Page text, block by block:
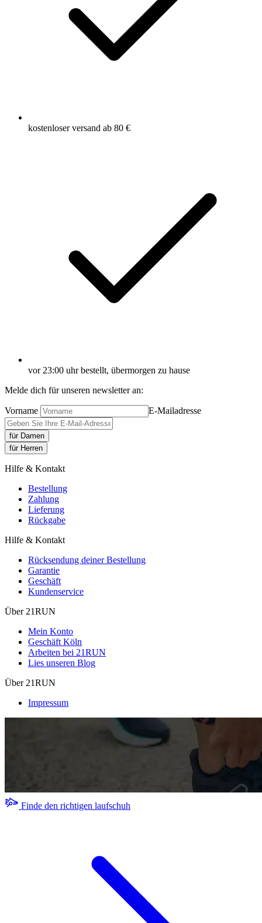
kostenloser versand ab 80 €
vor 23:00 uhr bestellt, übermorgen zu hause
Melde dich für unseren newsletter an:
Vorname E-Mailadresse
für Damen
für Herren
Hilfe & Kontakt
Bestellung
Zahlung
Lieferung
Rückgabe
Hilfe & Kontakt
Rücksendung deiner Bestellung
Garantie
Geschäft
Kundenservice
Über 21RUN
Mein Konto
Geschäft Köln
Arbeiten bei 21RUN
Lies unseren Blog
Über 21RUN
Impressum
Finde den richtigen laufschuh